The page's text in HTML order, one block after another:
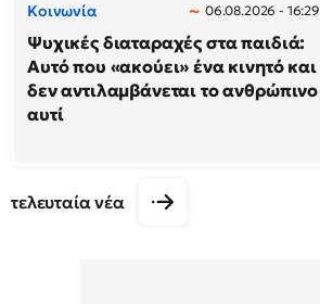
Κοινωνία 06.08.2026 - 16:29
Ψυχικές διαταραχές στα παιδιά:
Αυτό που «ακούει» ένα κινητό και
δεν αντιλαμβάνεται το ανθρώπινο
αυτί
τελευταία νέα